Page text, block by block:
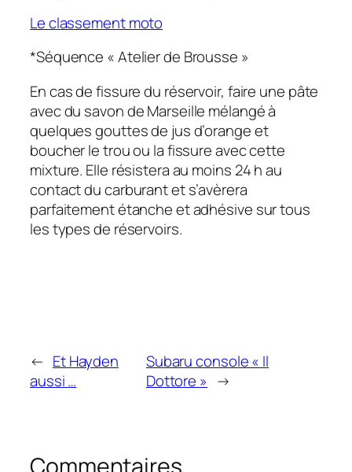
Le classement moto
*Séquence « Atelier de Brousse »
En cas de fissure du réservoir, faire une pâte
avec du savon de Marseille mélangé à
quelques gouttes de jus d’orange et
boucher le trou ou la fissure avec cette
mixture. Elle résistera au moins 24 h au
contact du carburant et s’avèrera
parfaitement étanche et adhésive sur tous
les types de réservoirs.
← Et Hayden
aussi …
Subaru console « Il
Dottore » →
Commentaires